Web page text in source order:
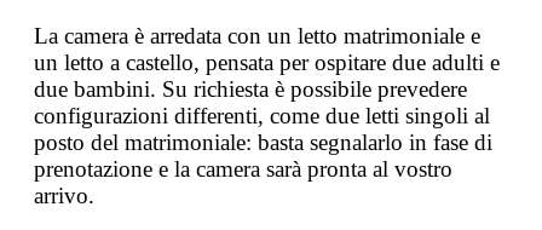
La camera è arredata con un letto matrimoniale e
un letto a castello, pensata per ospitare due adulti e
due bambini. Su richiesta è possibile prevedere
configurazioni differenti, come due letti singoli al
posto del matrimoniale: basta segnalarlo in fase di
prenotazione e la camera sarà pronta al vostro
arrivo.